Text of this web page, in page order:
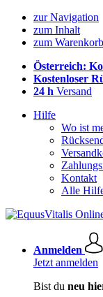
zur Navigation
zum Inhalt
zum Warenkorb
Österreich:
Kostenloser
24 h Versand
Hilfe
Wo ist
Kontakt
Alle
Anmelden
Jetzt anmelden
Bist du neu